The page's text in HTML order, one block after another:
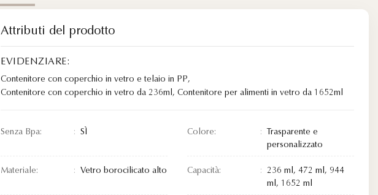
Attributi del prodotto
EVIDENZIARE:
Contenitore con coperchio in vetro e telaio in PP,
Contenitore con coperchio in vetro da 236ml, Contenitore per alimenti in vetro da 1652ml
Senza Bpa: SÌ Colore:
Trasparente e
personalizzato
Materiale: Vetro borocilicato alto Capacità:
236 ml, 472 ml, 944
ml, 1652 ml